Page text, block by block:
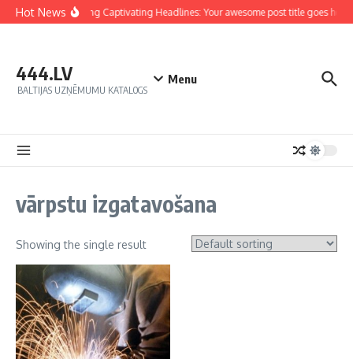
Hot NewsCrafting Captivating Headlines: Your awesome post title goes here
444.LV
BALTIJAS UZŅĒMUMU KATALOGS
Menu
vārpstu izgatavošana
Showing the single result